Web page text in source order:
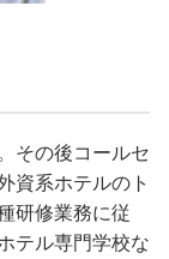
その後コールセ
資系ホテルのト
研修業務に従
テル専門学校な